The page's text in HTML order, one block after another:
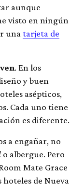
aunque
visto en ningún
unatarjeta de
. En los
y buen
asépticos,
Cada uno tiene
es diferente.
a engañar, no
o albergue. Pero
Mate Grace
de Nueva